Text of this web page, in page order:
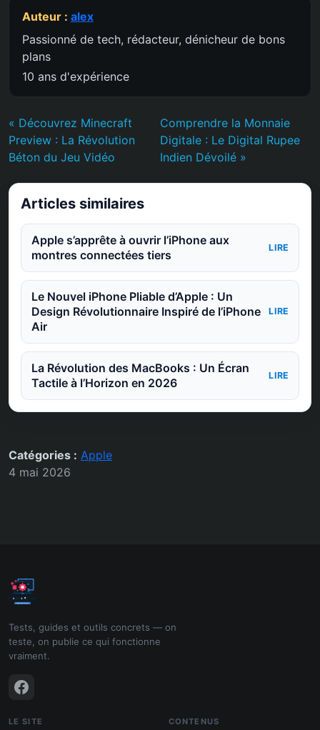
Auteur : alex
Passionné de tech, rédacteur, dénicheur de bons
plans
10 ans d'expérience
« Découvrez Minecraft
Preview : La Révolution
Béton du Jeu Vidéo
Comprendre la Monnaie
Digitale : Le Digital Rupee
Indien Dévoilé »
Articles similaires
Apple s’apprête à ouvrir l’iPhone aux
montres connectées tiers
LIRE
Le Nouvel iPhone Pliable d’Apple : Un
Design Révolutionnaire Inspiré de l’iPhone
Air
LIRE
La Révolution des MacBooks : Un Écran
Tactile à l’Horizon en 2026
LIRE
Catégories : Apple
4 mai 2026
Tests, guides et outils concrets — on
teste, on publie ce qui fonctionne
vraiment.
LE SITE CONTENUS